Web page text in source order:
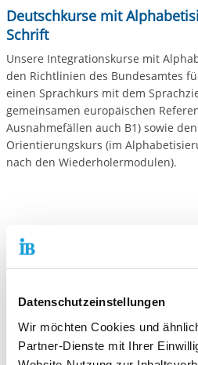
Datenschutzeinstellungen
Wir möchten Cookies und
Partner-Dienste mit Ihrer
Deutschkurse mit
Schrift
Unsere Integrationskurse mit
den Richtlinien des Bundesamtes
einen Sprachkurs mit dem
gemeinsamen europäischen
Ausnahmefällen auch B1) sowie
Orientierungskurs (im
nach den Wiederholermodulen).
Der Ablauf
Integrationskurse mit
Unterrichtseinheiten
zusätzlich 100
(Erstverfahren).
Die